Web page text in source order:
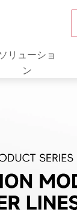
ソリューショ
ン